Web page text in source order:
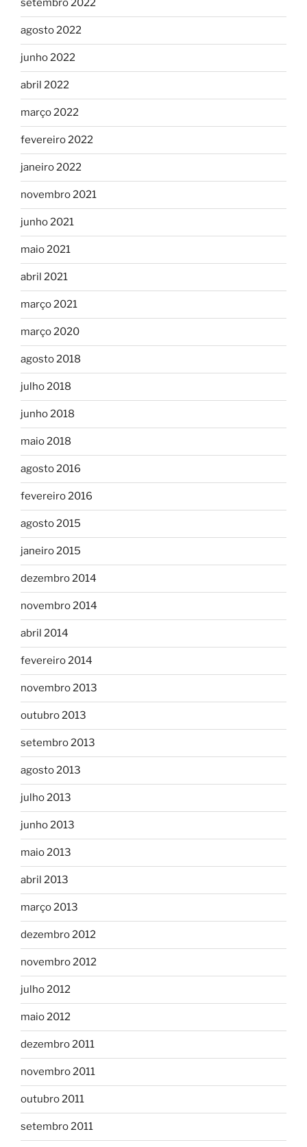
setembro 2022
agosto 2022
junho 2022
abril 2022
março 2022
fevereiro 2022
janeiro 2022
novembro 2021
junho 2021
maio 2021
abril 2021
março 2021
março 2020
agosto 2018
julho 2018
junho 2018
maio 2018
agosto 2016
fevereiro 2016
agosto 2015
janeiro 2015
dezembro 2014
novembro 2014
abril 2014
fevereiro 2014
novembro 2013
outubro 2013
setembro 2013
agosto 2013
julho 2013
junho 2013
maio 2013
abril 2013
março 2013
dezembro 2012
novembro 2012
julho 2012
maio 2012
dezembro 2011
novembro 2011
outubro 2011
setembro 2011